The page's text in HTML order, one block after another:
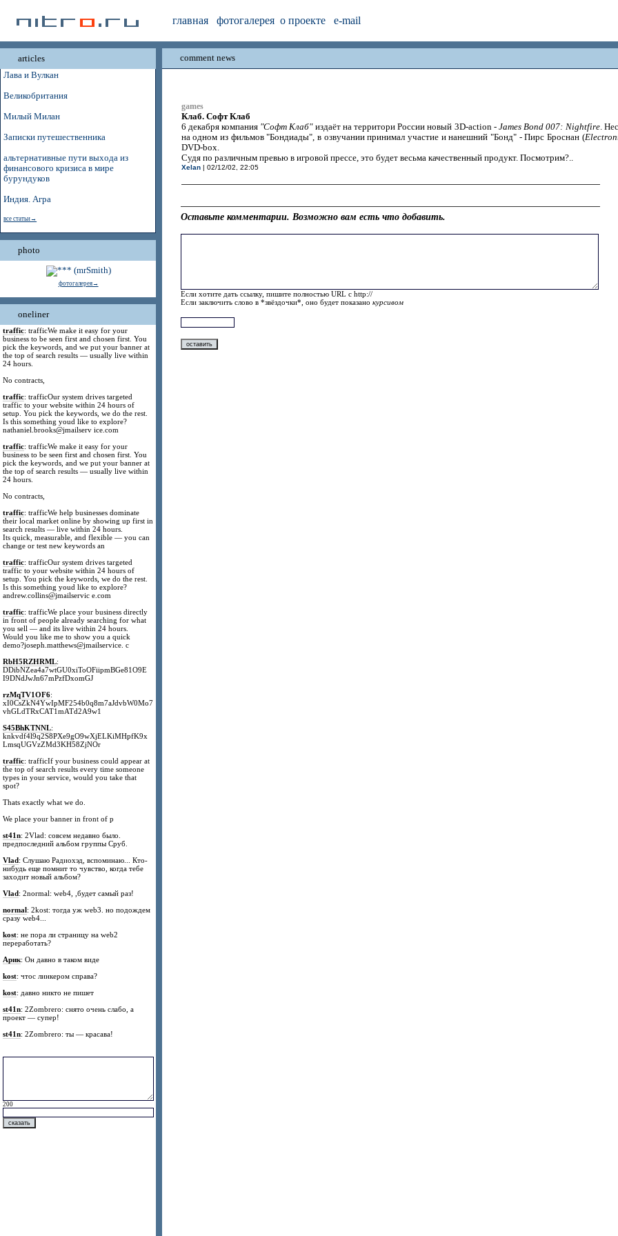
главная фотогалерея о проекте e-mail
articles
Лава и Вулкан
Великобритания
Милый Милан
Записки путешественника
альтернативные пути выхода из
финансового кризиса в мире
бурундуков
Индия. Агра
все статьи→
photo
фотогалерея→
oneliner
traffic: trafficWe make it easy for your
business to be seen first and chosen first. You
pick the keywords, and we put your banner at
the top of search results — usually live within
24 hours.
No contracts,
traffic: trafficOur system drives targeted
traffic to your website within 24 hours of
setup. You pick the keywords, we do the rest.
Is this something youd like to explore?
nathaniel.brooks@jmailserv ice.com
traffic: trafficWe make it easy for your
business to be seen first and chosen first. You
pick the keywords, and we put your banner at
the top of search results — usually live within
24 hours.
No contracts,
traffic: trafficWe help businesses dominate
their local market online by showing up first in
search results — live within 24 hours.
Its quick, measurable, and flexible — you can
change or test new keywords an
traffic: trafficOur system drives targeted
traffic to your website within 24 hours of
setup. You pick the keywords, we do the rest.
Is this something youd like to explore?
andrew.collins@jmailservic e.com
traffic: trafficWe place your business directly
in front of people already searching for what
you sell — and its live within 24 hours.
Would you like me to show you a quick
demo?joseph.matthews@jmailservice. c
RbH5RZHRML:
DDibNZea4a7wtGU0xiToOFiipmBGe81O9E
I9DNdJwJn67mPzfDxomGJ
rzMqTV1OF6:
xI0CsZkN4YwIpMF254b0q8m7aJdvbW0Mo7
vhGLdTRxCAT1mATd2A9w1
S45BhKTNNL:
knkvdf4l9q2S8PXe9gO9wXjELKiMHpfK9x
LmsqUGVzZMd3KH58ZjNOr
traffic: trafficIf your business could appear at
the top of search results every time someone
types in your service, would you take that
spot?
Thats exactly what we do.
We place your banner in front of p
st41n: 2Vlad: совсем недавно было.
предпоследний альбом группы Сруб.
Vlad: Слушаю Радиохэд, вспоминаю... Кто-
нибудь еще помнит то чувство, когда тебе
заходит новый альбом?
Vlad: 2normal: web4, ,будет самый раз!
normal: 2kost: тогда уж web3. но подождем
сразу web4...
kost: не пора ли страницу на web2
переработать?
Арик: Он давно в таком виде
kost: чтос линкером справа?
kost: давно никто не пишет
st41n: 2Zombrero: снято очень слабо, а
проект — супер!
st41n: 2Zombrero: ты — красава!
200
comment news
games
Клаб. Софт Клаб
6 декабря компания "Софт Клаб"издаёт на территори России новый 3D-action -James Bond 007: Nightfire.
на одном из фильмов "Бондиады", в озвучании принимал участие и нанешний "Бонд" - Пирс Броснан (
DVD-box.
Судя по различным превью в игровой прессе, это будет весьма качественный продукт. Посмотрим?..
Xelan| 02/12/02, 22:05
Оставьте комментарии. Возможно вам есть что добавить.
Если хотите дать ссылку, пишите полностью URL с http://
Если заключить слово в *звёздочки*, оно будет показанокурсивом